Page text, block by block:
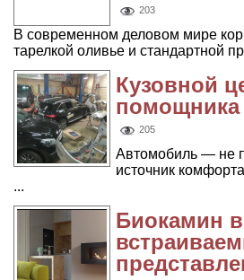
203
В современном деловом мире
тарелкой оливье и стандартной
Кузовной
помощника
205
Автомобиль — не
источник
...
Биокамин в